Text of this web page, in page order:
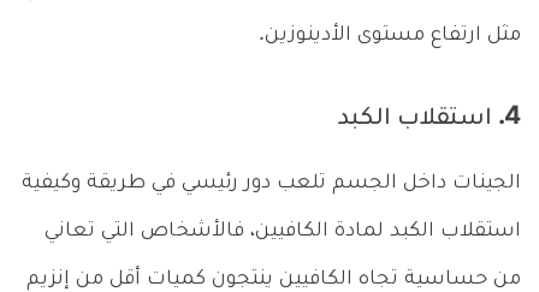
مثل ارتفاع مستوى الأدينوزين.
4. استقلاب الكبد
الجينات داخل الجسم تلعب دور رئيسي في طريقة وكيفية
استقلاب الكبد لمادة الكافيين، فالأشخاص التي تعاني
من حساسية تجاه الكافيين ينتجون كميات أقل من إنزيم